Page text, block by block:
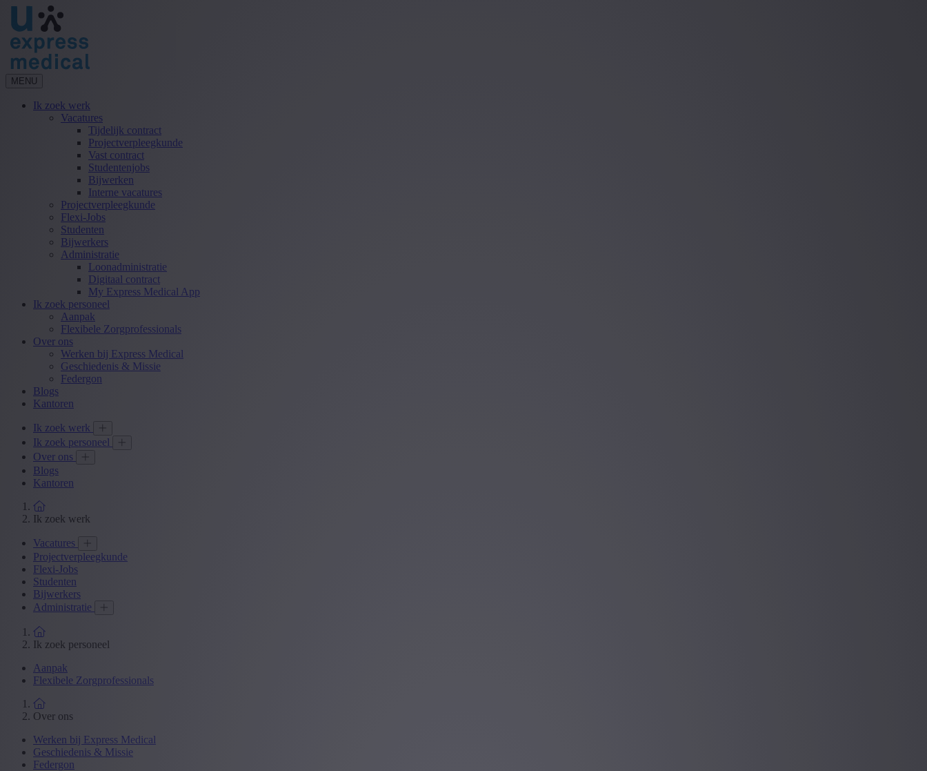
MENU
Ik zoek werk
Vacatures
Tijdelijk contract
Projectverpleegkunde
Vast contract
Studentenjobs
Bijwerken
Interne vacatures
Projectverpleegkunde
Flexi-Jobs
Studenten
Bijwerkers
Administratie
Loonadministratie
Digitaal contract
My Express Medical App
Ik zoek personeel
Aanpak
Flexibele Zorgprofessionals
Over ons
Werken bij Express Medical
Geschiedenis & Missie
Federgon
Blogs
Kantoren
Ik zoek werk
Ik zoek personeel
Over ons
Blogs
Kantoren
Ik zoek werk
Vacatures
Projectverpleegkunde
Flexi-Jobs
Studenten
Bijwerkers
Administratie
Ik zoek personeel
Aanpak
Flexibele Zorgprofessionals
Over ons
Werken bij Express Medical
Geschiedenis & Missie
Federgon